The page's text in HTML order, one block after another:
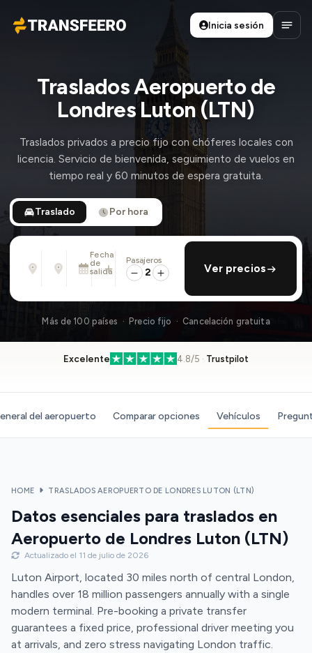
Transfeero
Inicia sesión
Abrir
Traslados Aeropuerto de
Londres Luton (LTN)
Traslados privados a precio fijo con chóferes locales con
licencia. Servicio de bienvenida, seguimiento de vuelos en
tiempo real y 60 minutos de espera gratuita.
Traslado Por hora
Desde
Dirección, aeropuerto, hotel, ...
Hasta
Dirección, aeropuerto, hotel, ...
Fecha
de
salida
Dom., 9 Ago. · 13:45
añadir regreso
Pasajeros
2 Ver precios
Más de 100 países · Precio fijo · Cancelación gratuita
Excelente 4.8/5 · Trustpilot
del aeropuerto Comparar opciones Vehículos
HOME TRASLADOS AEROPUERTO DE LONDRES LUTON (LTN)
Datos esenciales para traslados en
Aeropuerto de Londres Luton (LTN)
Actualizado el 11 de julio de 2026
Luton Airport, located 30 miles north of central London,
handles over 18 million passengers annually with a single
modern terminal. Pre-booking a private transfer
guarantees a fixed price, professional driver meeting you
at arrivals, and zero stress navigating London traffic.